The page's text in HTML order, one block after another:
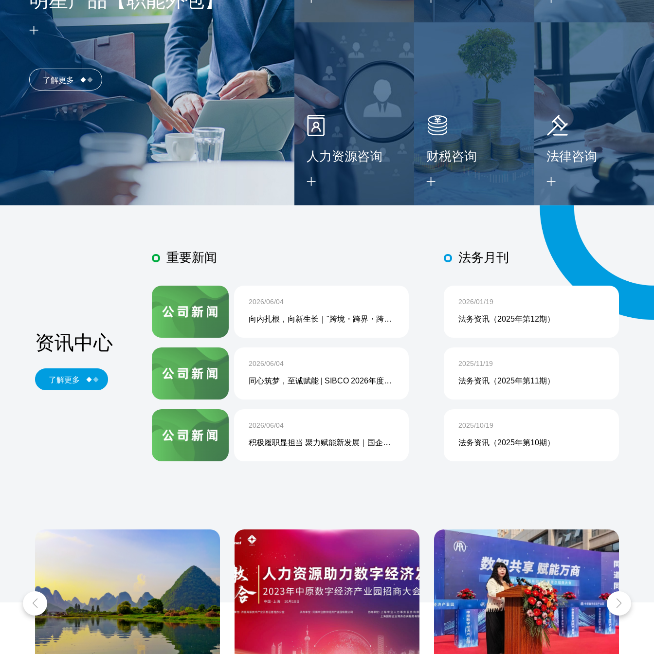
了解更多
人力资源咨询 财税咨询 法律咨询
资讯中心
了解更多
重要新闻
2026/06/04
向内扎根，向新生长｜"跨境・跨界・跨周期企业内生力沙龙"成功举办
2026/06/04
同心筑梦，至诚赋能 | SIBCO 2026年度团建活动圆满收官
2026/06/04
积极履职显担当 聚力赋能新发展｜国企商务&中企人力出席上海现代服务业联合会第五届会员大会第三次会议暨2026服务业高质量发展大会
法务月刊
2026/01/19
法务资讯（2025年第12期）
2025/11/19
法务资讯（2025年第11期）
2025/10/19
法务资讯（2025年第10期）